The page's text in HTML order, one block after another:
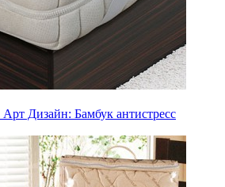
Дизайн: Бамбук антистресс